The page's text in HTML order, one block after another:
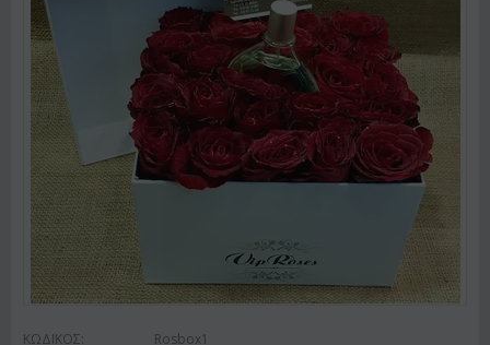
ΚΩΔΙΚΟΣ: Rosbox1